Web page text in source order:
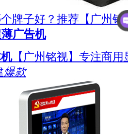
牌子好？推荐【广州铭
广告机
【广州铭视】专注商用
爆款